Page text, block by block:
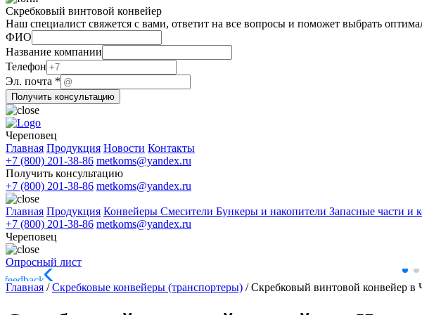
Скребковый винтовой конвейер
Наш специалист свяжется с вами, ответит на все вопросы и поможет выбрать
ФИО
Название компании
Название
Эл.
компании
Телефон
Эл. почта *
Получить консультацию
Череповец
Главная Продукция Новости Контакты
+7 (800) 201-38-86 metkoms@yandex.ru
Получить консультацию
+7 (800) 201-38-86 metkoms@yandex.ru
Главная Продукция Конвейеры Смесители Бункеры и накопители Запасные части и
+7 (800) 201-38-86 metkoms@yandex.ru
Череповец
Опросный лист
Главная /Скребковые конвейеры (транспортеры) /Скребковый винтовой конвейер в